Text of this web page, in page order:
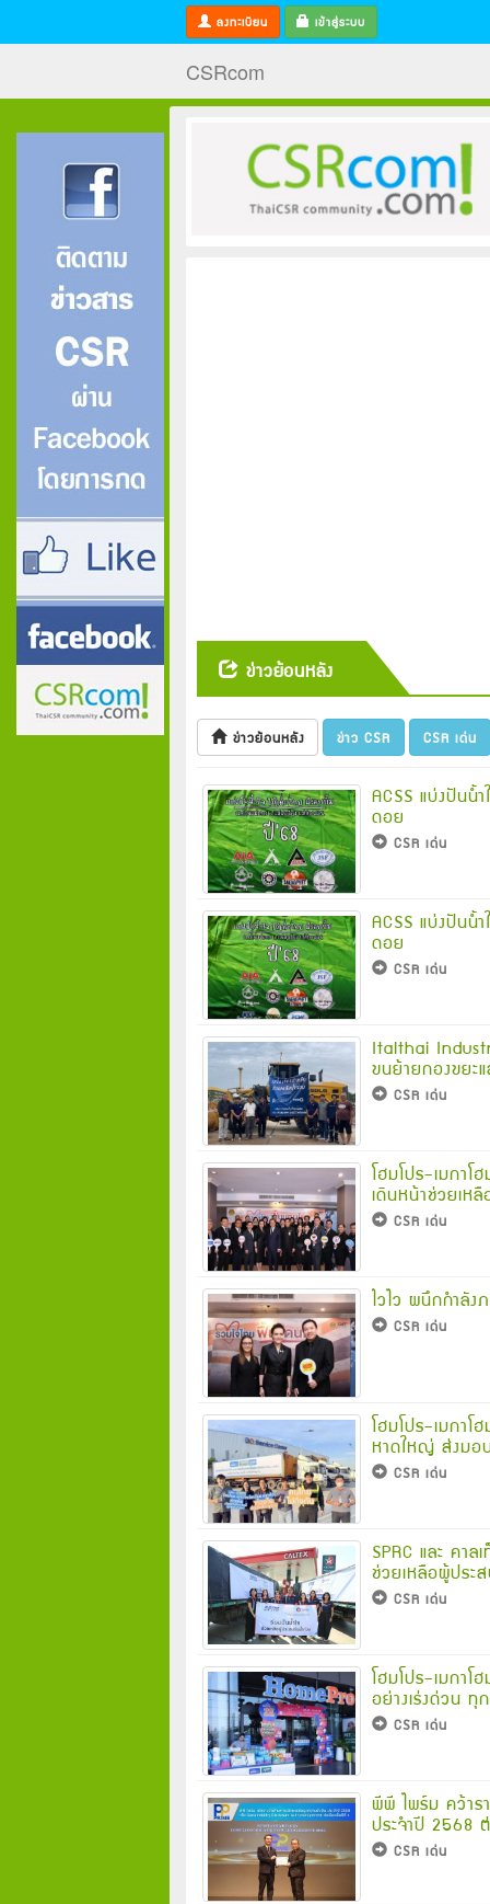
ลงทะเบียน เข้าสู่ระบบ
CSRcom
ข่าวย้อนหลัง
ข่าวย้อนหลัง ข่าว CSR CSR เด่น
ACSS แบ่งปันน้
ดอย
CSR เด่น
ACSS แบ่งปันน้
ดอย
CSR เด่น
Italthai
ขนย้ายกองขยะ
CSR เด่น
โฮมโปร–เมกา
เดินหน้าช่วยเห
CSR เด่น
ไวไว ผนึกกำลั
CSR เด่น
โฮมโปร–เมกา
หาดใหญ่ ส่งมอบ
CSR เด่น
SPRC และ คา
ช่วยเหลือผู้ประ
CSR เด่น
โฮมโปร–เมกา
อย่างเร่งด่วน ทุ
CSR เด่น
พีพี ไพร์ม คว้า
ประจำปี 2568
CSR เด่น